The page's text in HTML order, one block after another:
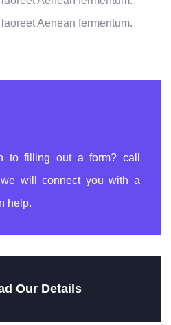
Aenean fermentum.
to filling out a form? call
will connect you with a
help.
Our Details